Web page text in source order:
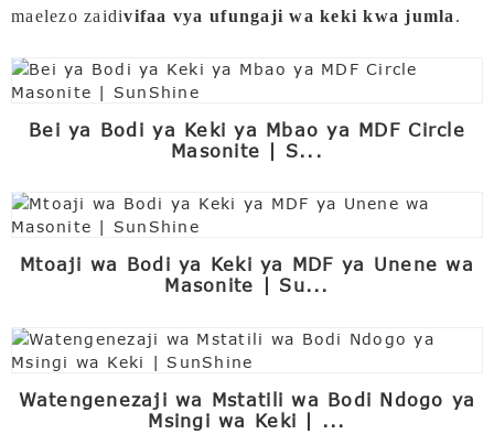
maelezo zaidivifaa vya ufungaji wa keki kwa jumla .
Bei ya Bodi ya Keki ya Mbao ya MDF Circle
Masonite | S...
Mtoaji wa Bodi ya Keki ya MDF ya Unene wa
Masonite | Su...
Watengenezaji wa Mstatili wa Bodi Ndogo ya
Msingi wa Keki | ...